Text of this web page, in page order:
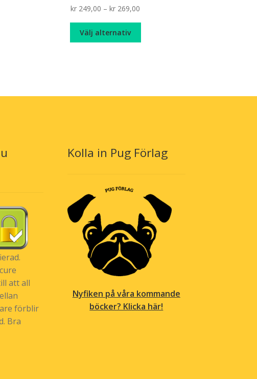
kr 249,00 – kr 269,00
through
Välj alternativ
De
på
produktsidan
att all
förblir
Bra
Kolla in Pug Förlag
Nyfiken på våra kommande
böcker? Klicka här!